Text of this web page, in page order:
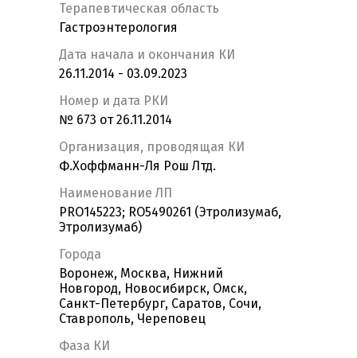
Терапевтическая область
Гастроэнтерология
Дата начала и окончания КИ
26.11.2014 - 03.09.2023
Номер и дата РКИ
№ 673 от 26.11.2014
Организация, проводящая КИ
Ф.Хоффманн-Ля Рош Лтд.
Наименование ЛП
PRO145223; RO5490261 (Этролизумаб,
Этролизумаб)
Города
Воронеж, Москва, Нижний
Новгород, Новосибирск, Омск,
Санкт-Петербург, Саратов, Сочи,
Ставрополь, Череповец
Фаза КИ